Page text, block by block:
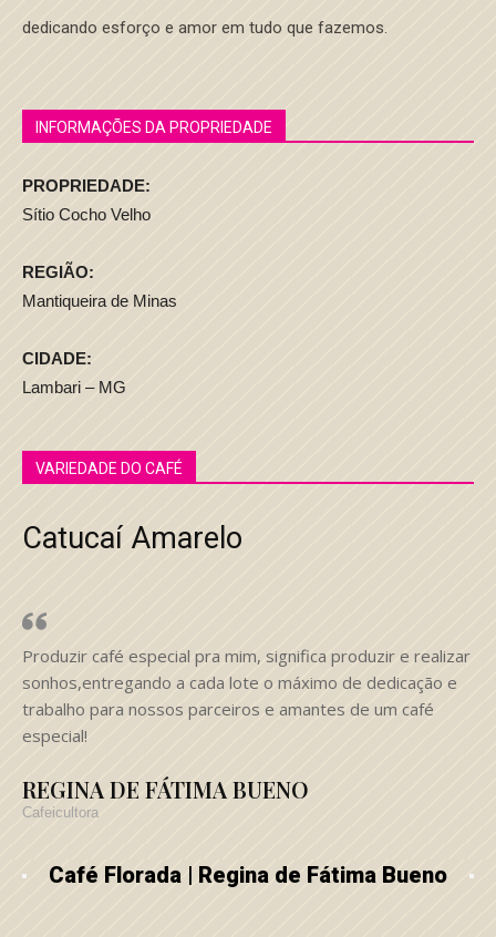
dedicando esforço e amor em tudo que fazemos.
INFORMAÇÕES DA PROPRIEDADE
PROPRIEDADE:
Sítio Cocho Velho
REGIÃO:
Mantiqueira de Minas
CIDADE:
Lambari – MG
VARIEDADE DO CAFÉ
Catucaí Amarelo
Produzir café especial pra mim, significa produzir e realizar
sonhos,entregando a cada lote o máximo de dedicação e
trabalho para nossos parceiros e amantes de um café
especial!
REGINA DE FÁTIMA BUENO
Cafeicultora
Café Florada | Regina de Fátima Bueno